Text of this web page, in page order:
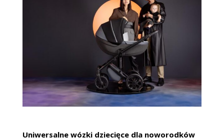
Uniwersalne wózki dziecięce dla noworodków